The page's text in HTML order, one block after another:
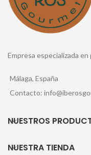
Empresa especializada
Málaga, España
Contacto:
NUESTROS
NUESTRA TIENDA